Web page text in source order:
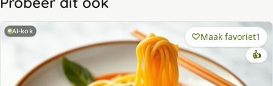
AI-kok Maak favoriet1
👍